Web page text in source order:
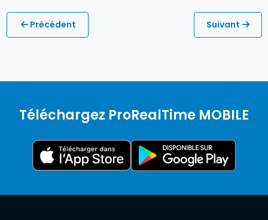
Précédent Suivant
Téléchargez ProRealTime MOBILE